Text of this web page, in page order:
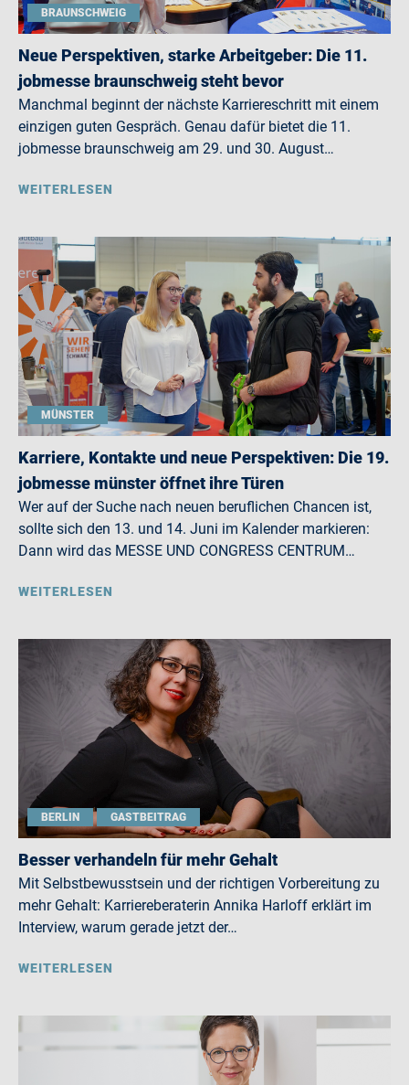
BRAUNSCHWEIG
Neue Perspektiven, starke Arbeitgeber: Die 11.
jobmesse braunschweig steht bevor
Manchmal beginnt der nächste Karriereschritt mit einem
einzigen guten Gespräch. Genau dafür bietet die 11.
jobmesse braunschweig am 29. und 30. August…
WEITERLESEN
MÜNSTER
Karriere, Kontakte und neue Perspektiven: Die 19.
jobmesse münster öffnet ihre Türen
Wer auf der Suche nach neuen beruflichen Chancen ist,
sollte sich den 13. und 14. Juni im Kalender markieren:
Dann wird das MESSE UND CONGRESS CENTRUM…
WEITERLESEN
BERLIN GASTBEITRAG
Besser verhandeln für mehr Gehalt
Mit Selbstbewusstsein und der richtigen Vorbereitung zu
mehr Gehalt: Karriereberaterin Annika Harloff erklärt im
Interview, warum gerade jetzt der…
WEITERLESEN